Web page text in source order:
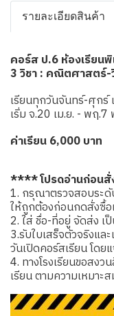
รายละเอียดสินค้า
คอร์ส ป.6 ห้องเรียน
3 วิชา : คณิตศาสตร์-
เรียนทุกวันจันทร์-ศุกร์
เริ่ม จ.20 เม.ย. - พฤ
ค่าเรียน 6,000 บาท
**** โปรดอ่านก่อน
1. กรุณาตรวจสอบระดั
ให้ถูกต้องก่อนกดสั่งซื้อ
2. ใส่ ชื่อ-ที่อยู่ จัดส่ง เ
3.รับใบเสร็จตัวจริงแล
วันเปิดคอร์สเรียน โดย
4. ทางโรงเรียนขอสง
เรียน ตามความเหมาะ